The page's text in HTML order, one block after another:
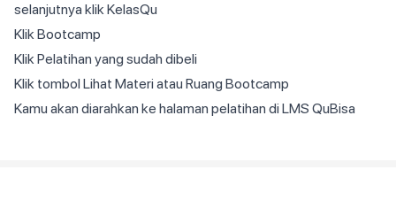
selanjutnya klik KelasQu
Klik Bootcamp
Klik Pelatihan yang sudah dibeli
Klik tombol Lihat Materi atau Ruang Bootcamp
Kamu akan diarahkan ke halaman pelatihan di LMS QuBisa